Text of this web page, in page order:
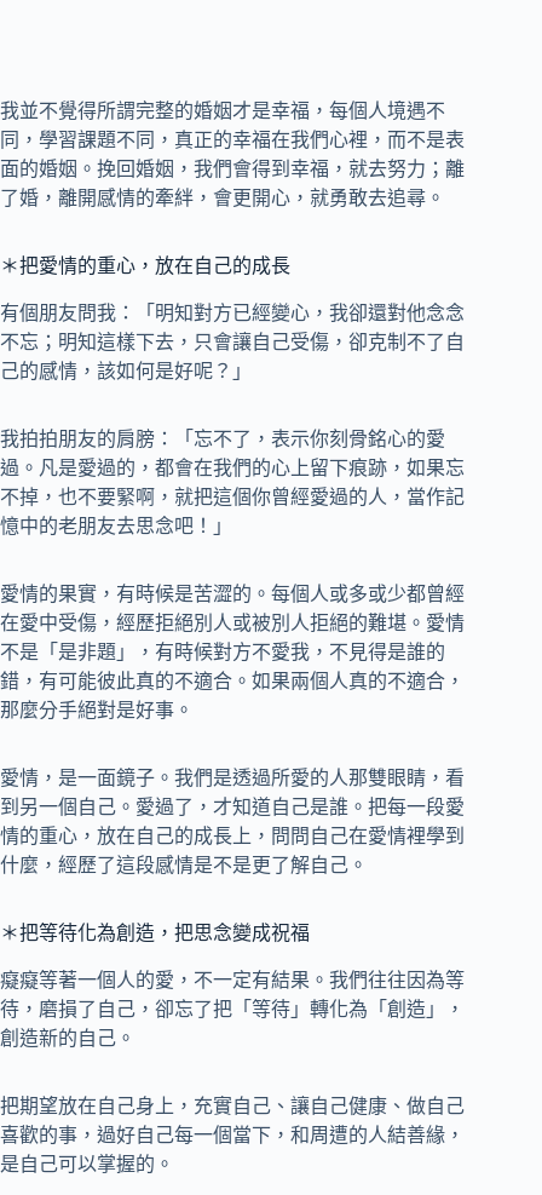
我並不覺得所謂完整的婚姻才是幸福，每個人境遇不
同，學習課題不同，真正的幸福在我們心裡，而不是表
面的婚姻。挽回婚姻，我們會得到幸福，就去努力；離
了婚，離開感情的牽絆，會更開心，就勇敢去追尋。
＊把愛情的重心，放在自己的成長
有個朋友問我：「明知對方已經變心，我卻還對他念念
不忘；明知這樣下去，只會讓自己受傷，卻克制不了自
己的感情，該如何是好呢？」
我拍拍朋友的肩膀：「忘不了，表示你刻骨銘心的愛
過。凡是愛過的，都會在我們的心上留下痕跡，如果忘
不掉，也不要緊啊，就把這個你曾經愛過的人，當作記
憶中的老朋友去思念吧！」
愛情的果實，有時候是苦澀的。每個人或多或少都曾經
在愛中受傷，經歷拒絕別人或被別人拒絕的難堪。愛情
不是「是非題」，有時候對方不愛我，不見得是誰的
錯，有可能彼此真的不適合。如果兩個人真的不適合，
那麼分手絕對是好事。
愛情，是一面鏡子。我們是透過所愛的人那雙眼睛，看
到另一個自己。愛過了，才知道自己是誰。把每一段愛
情的重心，放在自己的成長上，問問自己在愛情裡學到
什麼，經歷了這段感情是不是更了解自己。
＊把等待化為創造，把思念變成祝福
癡癡等著一個人的愛，不一定有結果。我們往往因為等
待，磨損了自己，卻忘了把「等待」轉化為「創造」，
創造新的自己。
把期望放在自己身上，充實自己、讓自己健康、做自己
喜歡的事，過好自己每一個當下，和周遭的人結善緣，
是自己可以掌握的。